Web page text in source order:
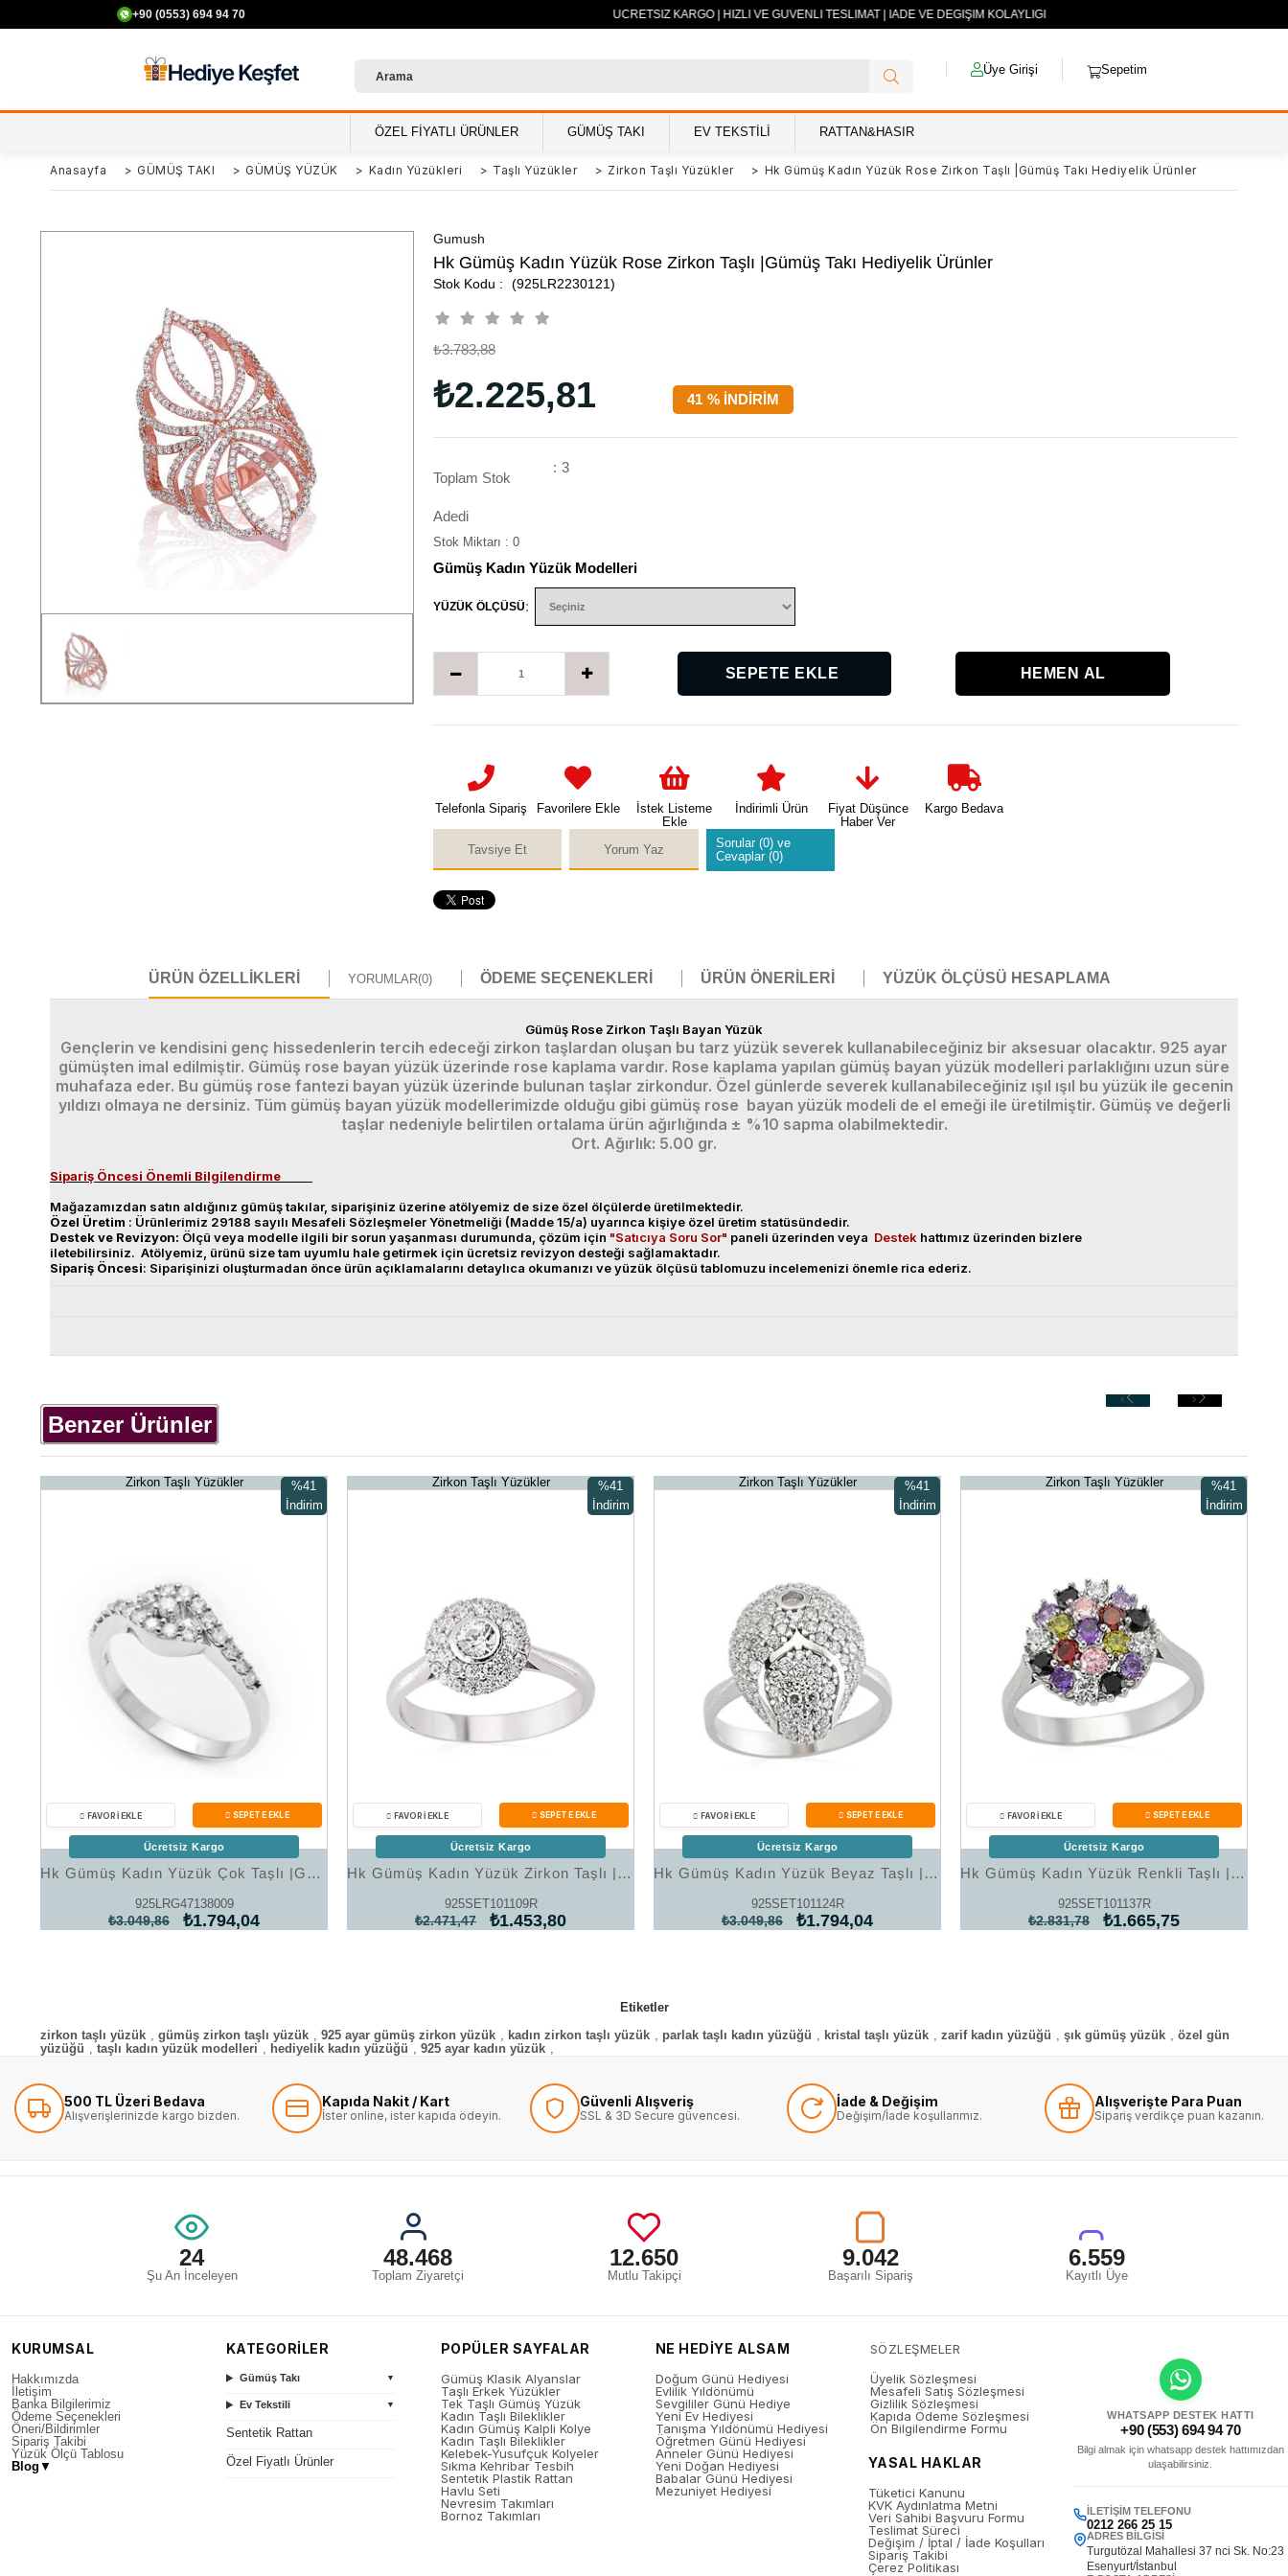
+90 (0553) 694 94 70 500 TL VE ÜZERİ ÜCRETSİZ KARGO | HIZLI VE GÜVENLİ TESLİMAT | İADE VE DEĞİŞİM KOLAYLIĞI
Üye Girişi Sepetim
ÖZEL FİYATLI ÜRÜNLER GÜMÜŞ TAKI EV TEKSTİLİ RATTAN&HASIR
Anasayfa > GÜMÜŞ TAKI > GÜMÜŞ YÜZÜK > Kadın Yüzükleri > Taşlı Yüzükler > Zirkon Taşlı Yüzükler > Hk Gümüş Kadın Yüzük Rose Zirkon Taşlı |Gümüş Takı Hediyelik Ürünler
Gumush
Hk Gümüş Kadın Yüzük Rose Zirkon Taşlı |Gümüş Takı Hediyelik Ürünler
(925LR2230121)
%
41 İNDIRIM
₺3.783,88
₺2.225,81
Toplam Stok
Adedi
: 3
Stok Miktarı : 0
Gümüş Kadın Yüzük Modelleri
YÜZÜK ÖLÇÜSÜ:
Telefonla Sipariş Favorilere Ekle
İstek Listeme
Ekle
İndirimli Ürün
Fiyat Düşünce
Haber Ver
Kargo Bedava
Tavsiye Et Yorum Yaz
Sorular (0) ve
Cevaplar (0)
ÜRÜN ÖZELLIKLERI YORUMLAR(0) ÖDEME SEÇENEKLERI ÜRÜN ÖNERILERI YÜZÜK ÖLÇÜSÜ HESAPLAMA
Gümüş Rose Zirkon Taşlı Bayan Yüzük
Gençlerin ve kendisini genç hissedenlerin tercih edeceği zirkon taşlardan oluşan bu tarz yüzük severek kullanabileceğiniz bir aksesuar olacaktır. 925 ayar
gümüşten imal edilmiştir. Gümüş rose bayan yüzük üzerinde rose kaplama vardır. Rose kaplama yapılan gümüş bayan yüzük modelleri parlaklığını uzun süre
muhafaza eder. Bu gümüş rose fantezi bayan yüzük üzerinde bulunan taşlar zirkondur. Özel günlerde severek kullanabileceğiniz ışıl ışıl bu yüzük ile gecenin
yıldızı olmaya ne dersiniz. Tüm gümüş bayan yüzük modellerimizde olduğu gibi gümüş rose bayan yüzük modeli de el emeği ile üretilmiştir. Gümüş ve değerli
taşlar nedeniyle belirtilen ortalama ürün ağırlığında ± %10 sapma olabilmektedir.
Ort. Ağırlık: 5.00 gr.
Sipariş Öncesi Önemli Bilgilendirme
Mağazamızdan satın aldığınız gümüş takılar, siparişiniz üzerine atölyemiz de size özel ölçülerde üretilmektedir.
Özel Üretim : Ürünlerimiz 29188 sayılı Mesafeli Sözleşmeler Yönetmeliği (Madde 15/a) uyarınca kişiye özel üretim statüsündedir.
Destekve Revizyon: Ölçü veya modelle ilgili bir sorun yaşanması durumunda, çözüm için "Satıcıya Soru Sor" paneli üzerinden veya Destek hattımız üzerinden bizlere
iletebilirsiniz. Atölyemiz, ürünü size tam uyumlu hale getirmek için ücretsiz revizyon desteği sağlamaktadır.
Sipariş Öncesi: Siparişinizi oluşturmadan önce ürün açıklamalarını detaylıca okumanızı ve yüzük ölçüsü tablomuzu incelemenizi önemle rica ederiz.
Benzer Ürünler
Zirkon Taşlı Yüzükler
Hk Gümüş Kadın Yüzük Çok Taşlı |Gümüş Takı Hediyelik Ürünler
925LRG47138009
₺1.794,04
₺3.049,86
%41
İndirim
Ücretsiz Kargo
Zirkon Taşlı Yüzükler
Hk Gümüş Kadın Yüzük Zirkon Taşlı |Gümüş Takı Hediyelik Ürünler
925SET101109R
₺1.453,80
₺2.471,47
%41
İndirim
Ücretsiz Kargo
Zirkon Taşlı Yüzükler
Hk Gümüş Kadın Yüzük Beyaz Taşlı |Gümüş Takı Hediyelik Ürünler
925SET101124R
₺1.794,04
₺3.049,86
%41
İndirim
Ücretsiz Kargo
Zirkon Taşlı Yüzükler
Hk Gümüş Kadın Yüzük Renkli Taşlı |Gümüş Takı Hediyelik Ürünler
925SET101137R
₺1.665,75
₺2.831,78
%41
İndirim
Ücretsiz Kargo
‹ ›
Etiketler
zirkon taşlı yüzük , gümüş zirkon taşlı yüzük , 925 ayar gümüş zirkon yüzük , kadın zirkon taşlı yüzük , parlak taşlı kadın yüzüğü , kristal taşlı yüzük , zarif kadın yüzüğü , şık gümüş yüzük , özel gün
yüzüğü , taşlı kadın yüzük modelleri , hediyelik kadın yüzüğü , 925 ayar kadın yüzük ,
500 TL Üzeri Bedava
Alışverişlerinizde kargo bizden.
Kapıda Nakit / Kart
İster online, ister kapıda ödeyin.
Güvenli Alışveriş
SSL & 3D Secure güvencesi.
İade & Değişim
Değişim/İade koşullarımız.
Alışverişte Para Puan
Sipariş verdikçe puan kazanın.
24
Şu An İnceleyen
48.468
Toplam Ziyaretçi
12.650
Mutlu Takipçi
9.042
Başarılı Sipariş
6.559
Kayıtlı Üye
KURUMSAL
Hakkımızda
İletişim
Banka Bilgilerimiz
Ödeme Seçenekleri
Öneri/Bildirimler
Sipariş Takibi
Yüzük Ölçü Tablosu
Blog ▼
KATEGORİLER
Gümüş Takı ▼
Ev Tekstili ▼
Sentetik Rattan
Özel Fiyatlı Ürünler
POPÜLER SAYFALAR
Gümüş Klasik Alyanslar
Taşlı Erkek Yüzükler
Tek Taşlı Gümüş Yüzük
Kadın Taşlı Bileklikler
Kadın Gümüş Kalpli Kolye
Kadın Taşlı Bileklikler
Kelebek-Yusufçuk Kolyeler
Sıkma Kehribar Tesbih
Sentetik Plastik Rattan
Havlu Seti
Nevresim Takımları
Bornoz Takımları
NE HEDİYE ALSAM
Doğum Günü Hediyesi
Evlilik Yıldönümü
Sevgililer Günü Hediye
Yeni Ev Hediyesi
Tanışma Yıldönümü Hediyesi
Öğretmen Günü Hediyesi
Anneler Günü Hediyesi
Yeni Doğan Hediyesi
Babalar Günü Hediyesi
Mezuniyet Hediyesi
SÖZLEŞMELER
Üyelik Sözleşmesi
Mesafeli Satış Sözleşmesi
Gizlilik Sözleşmesi
Kapıda Ödeme Sözleşmesi
Ön Bilgilendirme Formu
YASAL HAKLAR
Tüketici Kanunu
KVK Aydınlatma Metni
Veri Sahibi Başvuru Formu
Teslimat Süreci
Değişim / İptal / İade Koşulları
Sipariş Takibi
Çerez Politikası
WHATSAPP DESTEK HATTI
+90 (553) 694 94 70
Bilgi almak için whatsapp destek hattımızdan
ulaşabilirsiniz.
İLETIŞIM TELEFONU
0212 266 25 15
ADRES BILGISI
Turgutözal Mahallesi 37 nci Sk. No:23
Esenyurt/İstanbul